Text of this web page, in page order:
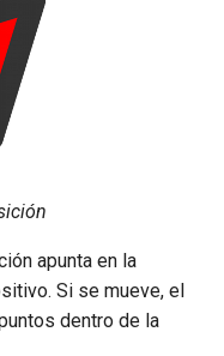
apunta en la
Si se mueve, el
dentro de la